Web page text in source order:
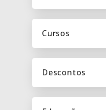
Cursos
Descontos